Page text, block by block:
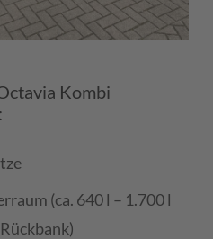
Kombi
(ca. 640 l – 1.700 l